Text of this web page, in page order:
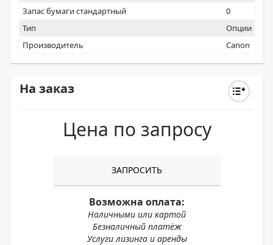
Запас бумаги стандартный
0
Тип
Опции
Производитель
Canon
На заказ
Цена по запросу
ЗАПРОСИТЬ
Возможна оплата:
Наличными или картой
Безналичный платёж
Услуги лизинга и аренды